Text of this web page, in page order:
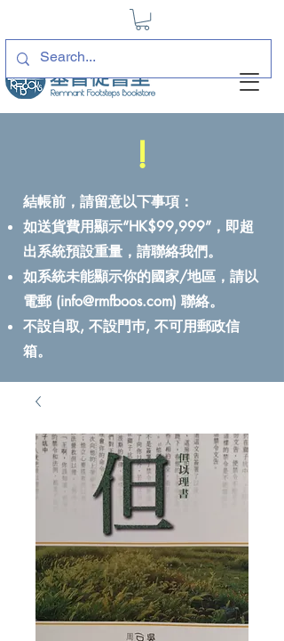
!
結帳前，請留意以下事項：
如送貨費用顯示“HK$99,999”，即超
出系統預設重量，請聯絡我們。
如系統未能顯示你的國家/地區，請以
電郵 (info@rmfboos.com) 聯絡。
不設自取, 不設門巿, 不可用郵政信
箱。